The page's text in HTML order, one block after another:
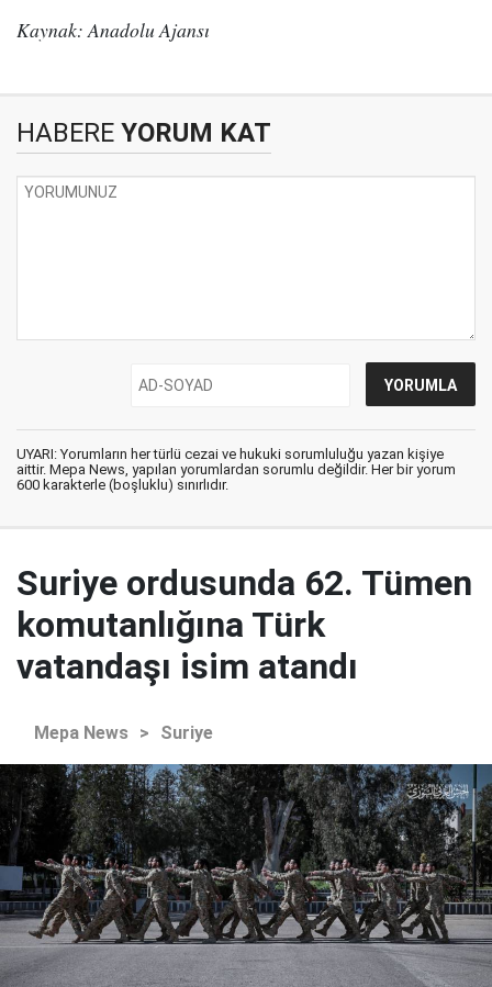
Kaynak: Anadolu Ajansı
HABERE YORUM KAT
UYARI: Yorumların her türlü cezai ve hukuki sorumluluğu yazan kişiye
aittir. Mepa News, yapılan yorumlardan sorumlu değildir. Her bir yorum
600 karakterle (boşluklu) sınırlıdır.
Suriye ordusunda 62. Tümen
komutanlığına Türk
vatandaşı isim atandı
Mepa News > Suriye